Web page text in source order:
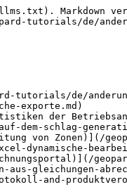
Markdown
tutorials/de/
tutorials/de/
exporte.md)
der
dem-schlag-
von Zonen)](/
dynamische-
gleichungen-
and-